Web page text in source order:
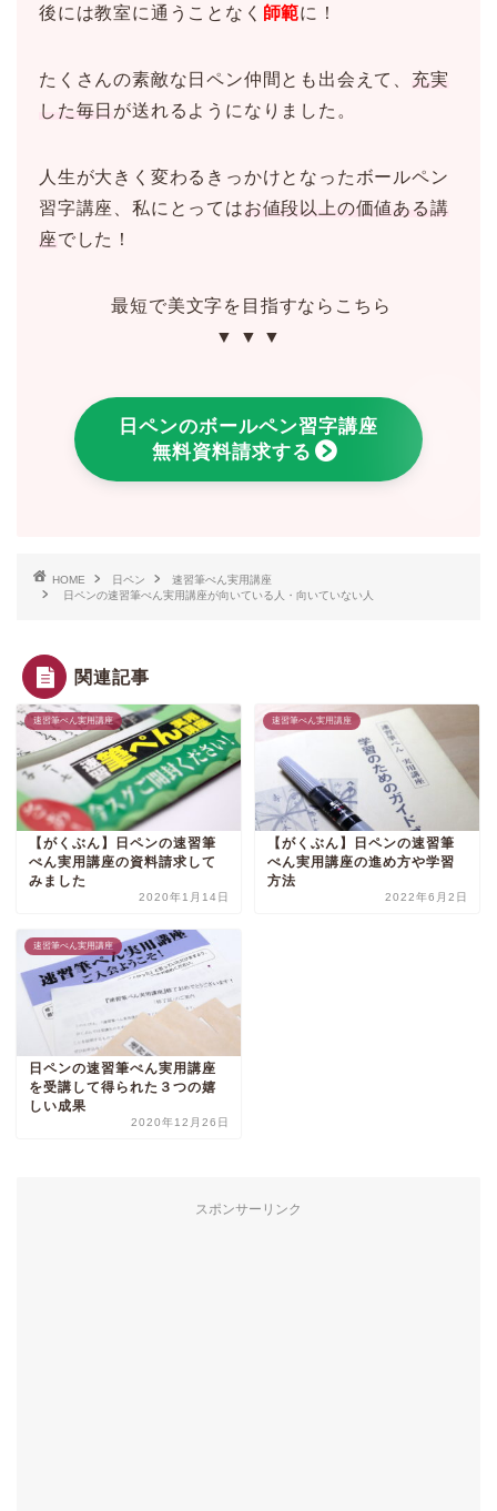
後には教室に通うことなく 師範に！
たくさんの素敵な日ペン仲間とも出会えて、 充実
した毎日 が送れるようになりました。
人生が大きく変わるきっかけとなったボールペン
習字講座、私にとってはお値段以上の価値ある講
座でした！
最短で美文字を目指すならこちら
▼ ▼ ▼
日ペンのボールペン習字講座
無料資料請求する
HOME 日ペン
速習筆ぺん実用講座
日ペンの速習筆ぺん実用講座が向いている人・向いていない人
関連記事
速習筆ぺん実用講座
【がくぶん】日ペンの速習筆
ぺん実用講座の資料請求して
みました
2020年1月14日
速習筆ぺん実用講座
【がくぶん】日ペンの速習筆
ぺん実用講座の進め方や学習
方法
2022年6月2日
速習筆ぺん実用講座
日ペンの速習筆ぺん実用講座
を受講して得られた３つの嬉
しい成果
2020年12月26日
スポンサーリンク